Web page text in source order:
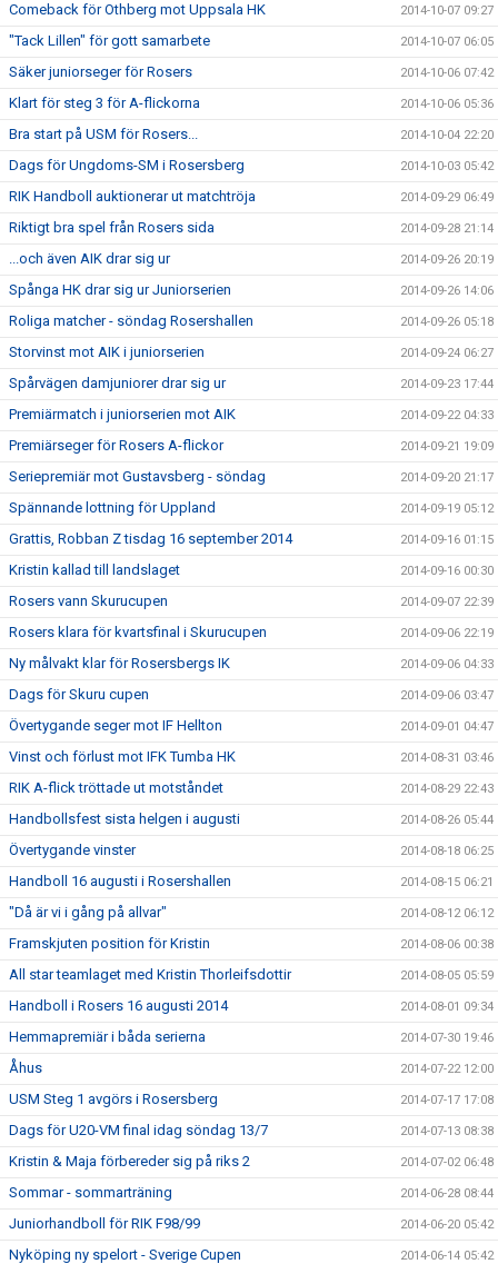
Comeback för Othberg mot Uppsala HK 2014-10-07 09:27
"Tack Lillen" för gott samarbete 2014-10-07 06:05
Säker juniorseger för Rosers 2014-10-06 07:42
Klart för steg 3 för A-flickorna 2014-10-06 05:36
Bra start på USM för Rosers... 2014-10-04 22:20
Dags för Ungdoms-SM i Rosersberg 2014-10-03 05:42
RIK Handboll auktionerar ut matchtröja 2014-09-29 06:49
Riktigt bra spel från Rosers sida 2014-09-28 21:14
...och även AIK drar sig ur 2014-09-26 20:19
Spånga HK drar sig ur Juniorserien 2014-09-26 14:06
Roliga matcher - söndag Rosershallen 2014-09-26 05:18
Storvinst mot AIK i juniorserien 2014-09-24 06:27
Spårvägen damjuniorer drar sig ur 2014-09-23 17:44
Premiärmatch i juniorserien mot AIK 2014-09-22 04:33
Premiärseger för Rosers A-flickor 2014-09-21 19:09
Seriepremiär mot Gustavsberg - söndag 2014-09-20 21:17
Spännande lottning för Uppland 2014-09-19 05:12
Grattis, Robban Z tisdag 16 september 2014 2014-09-16 01:15
Kristin kallad till landslaget 2014-09-16 00:30
Rosers vann Skurucupen 2014-09-07 22:39
Rosers klara för kvartsfinal i Skurucupen 2014-09-06 22:19
Ny målvakt klar för Rosersbergs IK 2014-09-06 04:33
Dags för Skuru cupen 2014-09-06 03:47
Övertygande seger mot IF Hellton 2014-09-01 04:47
Vinst och förlust mot IFK Tumba HK 2014-08-31 03:46
RIK A-flick tröttade ut motståndet 2014-08-29 22:43
Handbollsfest sista helgen i augusti 2014-08-26 05:44
Övertygande vinster 2014-08-18 06:25
Handboll 16 augusti i Rosershallen 2014-08-15 06:21
"Då är vi i gång på allvar" 2014-08-12 06:12
Framskjuten position för Kristin 2014-08-06 00:38
All star teamlaget med Kristin Thorleifsdottir 2014-08-05 05:59
Handboll i Rosers 16 augusti 2014 2014-08-01 09:34
Hemmapremiär i båda serierna 2014-07-30 19:46
Åhus 2014-07-22 12:00
USM Steg 1 avgörs i Rosersberg 2014-07-17 17:08
Dags för U20-VM final idag söndag 13/7 2014-07-13 08:38
Kristin & Maja förbereder sig på riks 2 2014-07-02 06:48
Sommar - sommarträning 2014-06-28 08:44
Juniorhandboll för RIK F98/99 2014-06-20 05:42
Nyköping ny spelort - Sverige Cupen 2014-06-14 05:42